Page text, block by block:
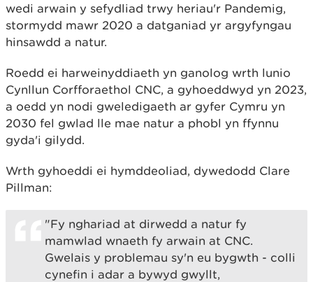
wedi arwain y sefydliad trwy heriau'r Pandemig,
stormydd mawr 2020 a datganiad yr argyfyngau
hinsawdd a natur.
Roedd ei harweinyddiaeth yn ganolog wrth lunio
Cynllun Corfforaethol CNC, a gyhoeddwyd yn 2023,
a oedd yn nodi gweledigaeth ar gyfer Cymru yn
2030 fel gwlad lle mae natur a phobl yn ffynnu
gyda'i gilydd.
Wrth gyhoeddi ei hymddeoliad, dywedodd Clare
Pillman:
"Fy nghariad at dirwedd a natur fy
mamwlad wnaeth fy arwain at CNC.
Gwelais y problemau sy'n eu bygwth - colli
cynefin i adar a bywyd gwyllt,